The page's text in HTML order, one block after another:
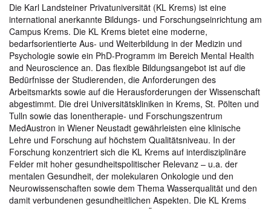
Die Karl Landsteiner Privatuniversität (KL Krems) ist eine
international anerkannte Bildungs- und Forschungseinrichtung am
Campus Krems. Die KL Krems bietet eine moderne,
bedarfsorientierte Aus- und Weiterbildung in der Medizin und
Psychologie sowie ein PhD-Programm im Bereich Mental Health
and Neuroscience an. Das flexible Bildungsangebot ist auf die
Bedürfnisse der Studierenden, die Anforderungen des
Arbeitsmarkts sowie auf die Herausforderungen der Wissenschaft
abgestimmt. Die drei Universitätskliniken in Krems, St. Pölten und
Tulln sowie das Ionentherapie- und Forschungszentrum
MedAustron in Wiener Neustadt gewährleisten eine klinische
Lehre und Forschung auf höchstem Qualitätsniveau. In der
Forschung konzentriert sich die KL Krems auf interdisziplinäre
Felder mit hoher gesundheitspolitischer Relevanz – u.a. der
mentalen Gesundheit, der molekularen Onkologie und den
Neurowissenschaften sowie dem Thema Wasserqualität und den
damit verbundenen gesundheitlichen Aspekten. Die KL Krems